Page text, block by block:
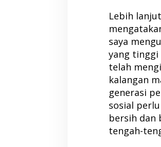
Lebih
saya
yang tinggi
telah
kalangan
generasi
sosial
bersih dan
tengah-